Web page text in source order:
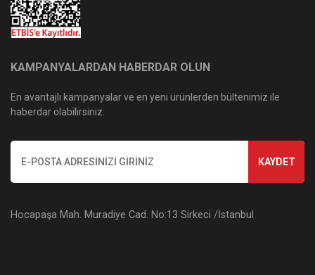
KAMPANYALARDAN HABERDAR OLUN
En avantajlı kampanyalar ve en yeni ürünlerden bültenimiz ile
haberdar olabilirsiniz.
KAYDET
Hocapaşa Mah. Muradiye Cad. No:13 Sirkeci /İstanbul